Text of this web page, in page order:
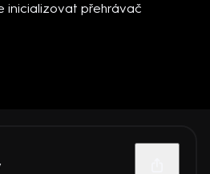
inicializovat přehrávač